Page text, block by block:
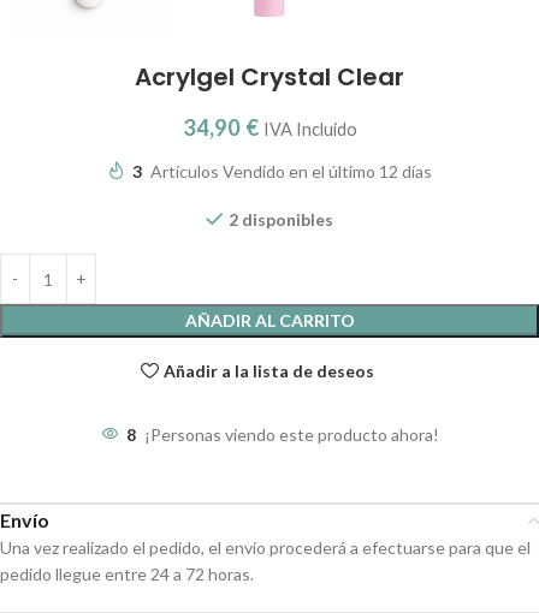
Acrylgel Crystal Clear
34,90 € IVA Incluido
3 Artículos Vendido en el último 12 días
2 disponibles
AÑADIR AL CARRITO
Añadir a la lista de deseos
8 ¡Personas viendo este producto ahora!
Envío
Una vez realizado el pedido, el envío procederá a efectuarse para que el
pedido llegue entre 24 a 72 horas.